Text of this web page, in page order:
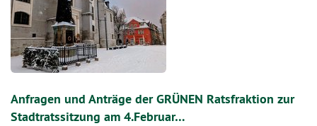
Anfragen und Anträge der GRÜNEN Ratsfraktion zur
Stadtratssitzung am 4.Februar…